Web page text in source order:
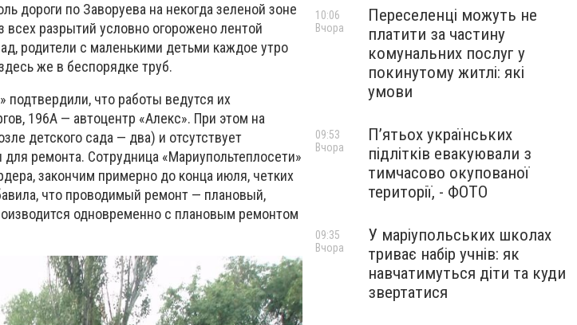
дороги по Заворуева на некогда зеленой зоне
разрытий условно огорожено лентой
родители с маленькими детьми каждое утро
же в беспорядке труб.
подтвердили, что работы ведутся их
196А — автоцентр «Алекс». При этом на
детского сада — два) и отсутствует
ремонта. Сотрудница «Мариупольтеплосети»
закончим примерно до конца июля, четких
что проводимый ремонт — плановый,
одновременно с плановым ремонтом
Переселенці можуть не
платити за частину
комунальних послуг у
покинутому житлі: які
умови
10:06
Вчора
П’ятьох українських
підлітків евакуювали з
тимчасово окупованої
території, - ФОТО
09:53
Вчора
У маріупольських школах
триває набір учнів: як
навчатимуться діти та куди
звертатися
09:35
Вчора